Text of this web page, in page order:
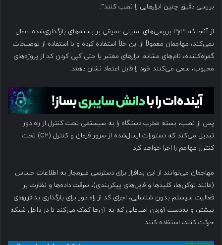
بررسی دقیق چنین ابزارهایی را نصب کنند”.
از آنجا که PyPI بررسی‌های امنیتی عمیقی بر بسته‌های بارگذاری‌شده اعمال
نمی‌کند، مهاجمان معمولاً از این خلأ استفاده کرده و با استفاده از توضیحات
گمراه‌کننده، نام‌های مشابه ابزارهای معتبر یا حتی کپی کردن کد از پروژه‌های
محبوب، سعی می‌کنند خود را قابل اعتماد نشان دهند.
پس از نصب، بسته مخرب دستگاه را به سیستمی تحت کنترل از راه دور
تبدیل می‌کند که دستورات ارسال‌شده از سرور فرمان و کنترل (C2) تحت
کنترل مهاجم را اجرا خواهد کرد.
مهاجمان می‌توانند از این بدافزار برای دسترسی غیرمجاز به اطلاعات حساس
(مانند توکن‌ها، کلیدها و فایل‌های پیکربندی)، سرقت داده‌ها و نظارت بر
فعالیت سیستم بدون شناسایی، اجرای کد از راه دور برای بارگذاری بدافزارهای
بیشتر، و به‌دست آوردن اطلاعاتی که به آن‌ها کمک می‌کند تا در داخل شبکه
حرکت کنند، استفاده کنند.